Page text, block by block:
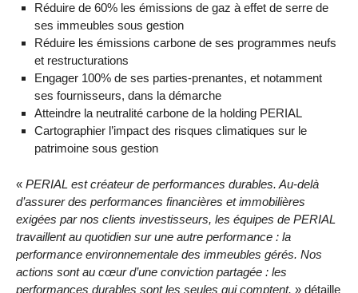
Réduire de 60% les émissions de gaz à effet de serre de
ses immeubles sous gestion
Réduire les émissions carbone de ses programmes neufs
et restructurations
Engager 100% de ses parties-prenantes, et notamment
ses fournisseurs, dans la démarche
Atteindre la neutralité carbone de la holding PERIAL
Cartographier l’impact des risques climatiques sur le
patrimoine sous gestion
« PERIAL est créateur de performances durables. Au-delà
d’assurer des performances financières et immobilières
exigées par nos clients investisseurs, les équipes de PERIAL
travaillent au quotidien sur une autre performance : la
performance environnementale des immeubles gérés. Nos
actions sont au cœur d’une conviction partagée : les
performances durables sont les seules qui comptent. » détaille